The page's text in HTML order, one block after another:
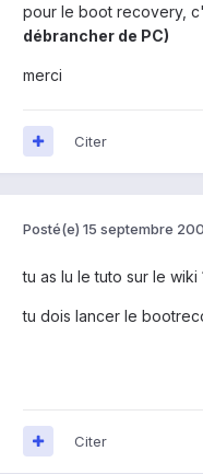
pour le boot recovery,
débrancher de PC)
merci
Citer
Posté(e) 15 septembre
tu as lu le tuto sur le
tu dois lancer le
Citer